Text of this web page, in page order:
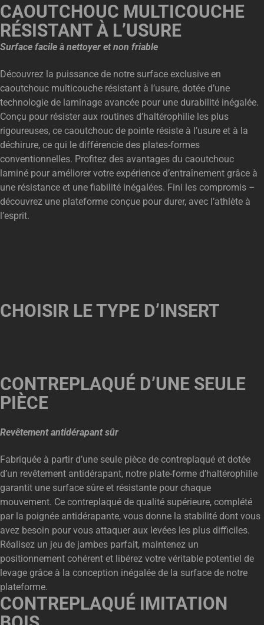
CAOUTCHOUC MULTICOUCHE
RÉSISTANT À L’USURE
Surface facile à nettoyer et non friable
Découvrez la puissance de notre surface exclusive en
caoutchouc multicouche résistant à l’usure, dotée d’une
technologie de laminage avancée pour une durabilité inégalée.
Conçu pour résister aux routines d’haltérophilie les plus
rigoureuses, ce caoutchouc de pointe résiste à l’usure et à la
déchirure, ce qui le différencie des plates-formes
conventionnelles. Profitez des avantages du caoutchouc
laminé pour améliorer votre expérience d’entraînement grâce à
une résistance et une fiabilité inégalées. Fini les compromis –
découvrez une plateforme conçue pour durer, avec l’athlète à
l’esprit.
CHOISIR LE TYPE D’INSERT
CONTREPLAQUÉ D’UNE SEULE
PIÈCE
Revêtement antidérapant sûr
Fabriquée à partir d’une seule pièce de contreplaqué et dotée
d’un revêtement antidérapant, notre plate-forme d’haltérophilie
garantit une surface sûre et résistante pour chaque
mouvement. Ce contreplaqué de qualité supérieure, complété
par la poignée antidérapante, vous donne la stabilité dont vous
avez besoin pour vous attaquer aux levées les plus difficiles.
Réalisez un jeu de jambes parfait, maintenez un
positionnement cohérent et libérez votre véritable potentiel de
levage grâce à la conception inégalée de la surface de notre
plateforme.
CONTREPLAQUÉ IMITATION